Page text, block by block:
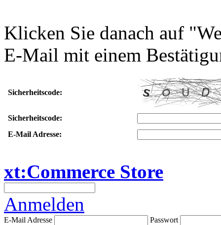
Klicken Sie danach auf
E-Mail mit einem
Sicherheitscode:
Sicherheitscode:
E-Mail Adresse:
xt:Commerce Store
Anmelden
E-Mail Adresse
Passwort